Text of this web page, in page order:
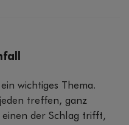
wichtiges Thema.
treffen, ganz
der Schlag trifft,